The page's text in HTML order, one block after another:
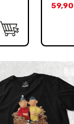
59,90